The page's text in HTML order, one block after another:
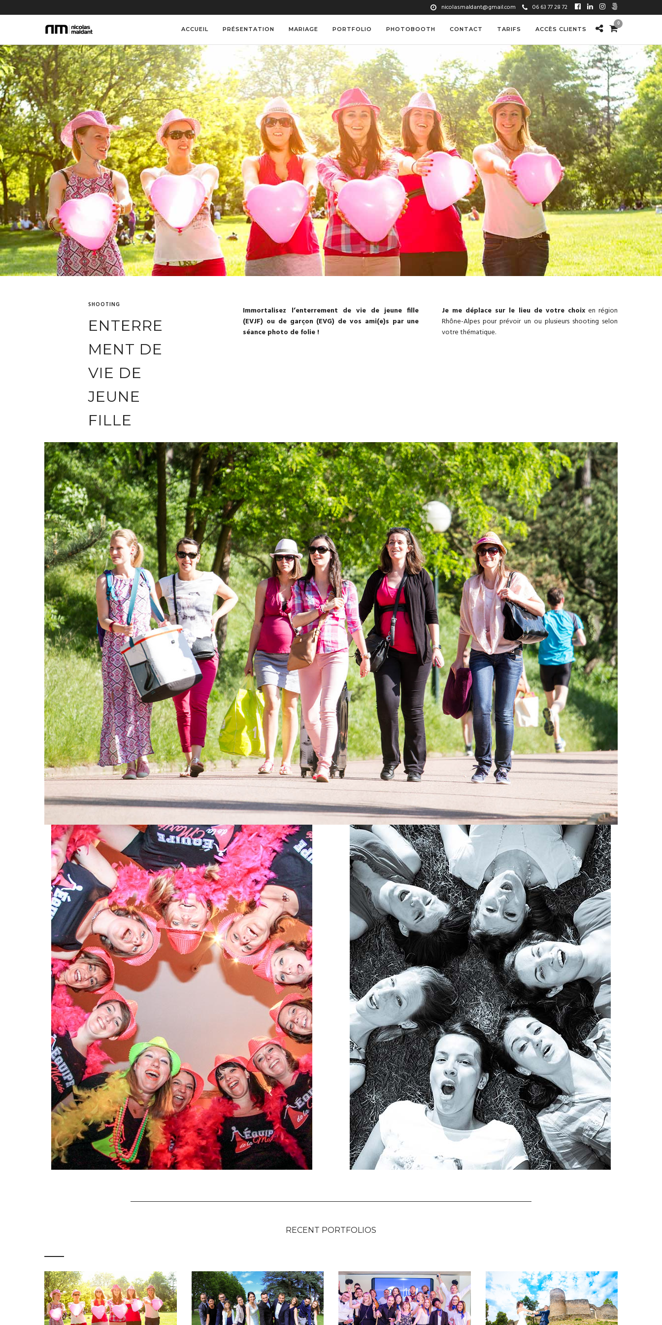
nicolasmaldant@gmail.com 06 63 77 28 72
ACCUEIL PRÉSENTATION MARIAGE PORTFOLIO PHOTOBOOTH CONTACT TARIFS ACCÈS CLIENTS
0
SHOOTING
ENTERRE
MENT DE
VIE DE
JEUNE
FILLE
Immortalisez l’enterrement de vie de jeune fille
(EVJF) ou de garçon (EVG) de vos ami(e)s par une
séance photo de folie !
Je me déplace sur le lieu de votre choixen région
Rhône-Alpes pour prévoir un ou plusieurs shooting selon
votre thématique.
RECENT PORTFOLIOS